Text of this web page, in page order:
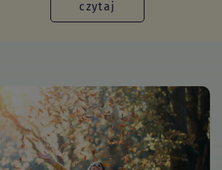
czytaj